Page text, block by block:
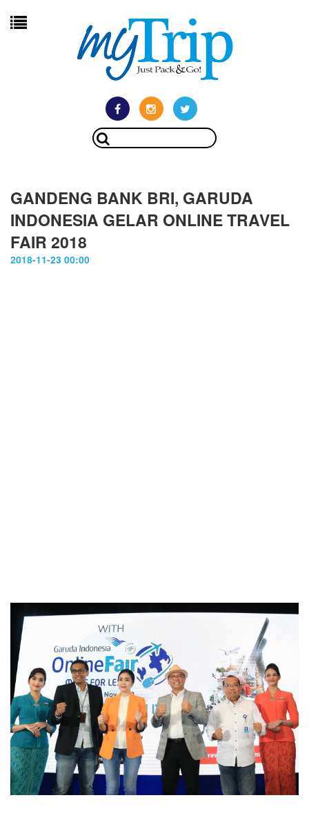
GANDENG BANK BRI, GARUDA
INDONESIA GELAR ONLINE TRAVEL
FAIR 2018
2018-11-23 00:00